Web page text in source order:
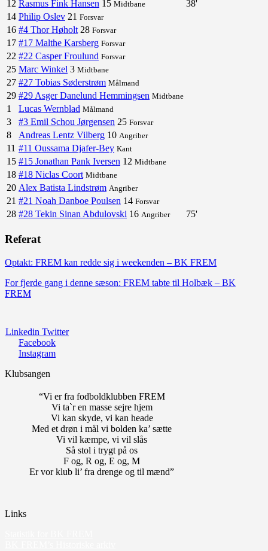
12 Rasmus Fink Hansen 15 Midtbane
38'
14 Philip Oslev 21 Forsvar
16 #4 Thor Høholt 28 Forsvar
17 #17 Malthe Karsberg Forsvar
22 #22 Casper Froulund Forsvar
25 Marc Winkel 3 Midtbane
27 #27 Tobias Søderstrøm Målmand
29 #29 Asger Danelund Hemmingsen Midtbane
1 Lucas Wernblad Målmand
3 #3 Emil Schou Jørgensen 25 Forsvar
8 Andreas Lentz Vilberg 10 Angriber
11 #11 Oussama Djafer-Bey Kant
15 #15 Jonathan Pank Iversen 12 Midtbane
18 #18 Niclas Coort Midtbane
20 Alex Batista Lindstrøm Angriber
21 #21 Noah Danboe Poulsen 14 Forsvar
28 #28 Tekin Sinan Abdulovski 16 Angriber 75'
Referat
Optakt: FREM kan redde sig i weekenden – BK FREM
For fjerde gang i denne sæson: FREM tabte til Holbæk – BK
FREM
Linkedin Twitter
Facebook
Instagram
Klubsangen
“Vi er fra fodboldklubben FREM
Vi ta`r en masse sejre hjem
Vi kan skyde, vi kan heade
Med et drøn i mål vi bolden ka’ sætte
Vi vil kæmpe, vi vil slås
Så stol i trygt på os
F og, R og, E og, M
Er vor klub li’ fra drenge og til mænd”
Links